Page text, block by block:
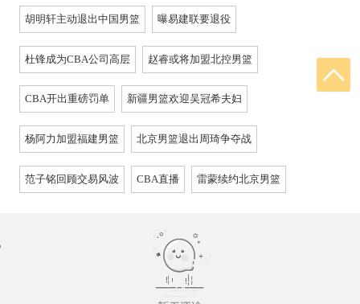
胡明轩主动退出中国男篮 曝易建联要退役
杜锋成为CBA公司高层 赵睿或将加盟北控男篮
CBA开出重磅罚单 新疆男篮欢迎吴冠希夫妇
杨阿力加盟福建男篮 北京男篮退出周琦争夺战
范子铭回顾交易风波 CBA直播 雷蒙续约北京男篮